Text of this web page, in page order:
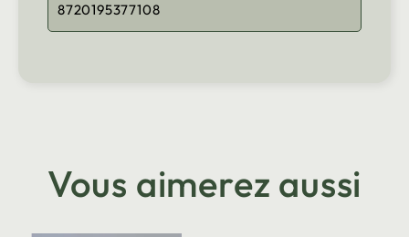
8720195377108
Vous aimerez aussi